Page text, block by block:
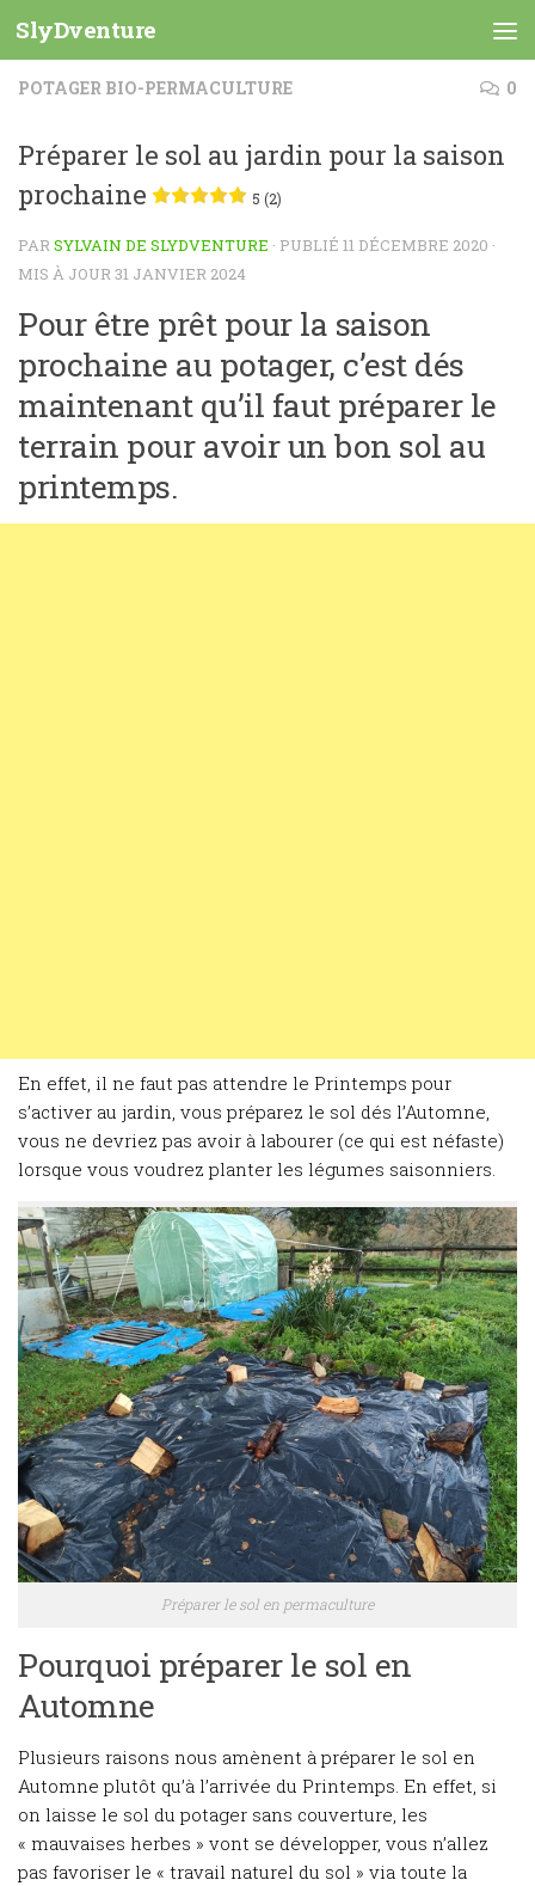
Skip to content
SlyDventure
POTAGER BIO-PERMACULTURE 0
Préparer le sol au jardin pour la saison
prochaine
5 (2)
PARSYLVAIN DE SLYDVENTURE · PUBLIÉ 11 DÉCEMBRE 2020 ·
MIS À JOUR31 JANVIER 2024
Pour être prêt pour la saison
prochaine au potager, c’est dés
maintenant qu’il faut préparer le
terrain pour avoir un bon sol au
printemps.
En effet, il ne faut pas attendre le Printemps pour
s’activer au jardin, vous préparez le sol dés l’Automne,
vous ne devriez pas avoir à labourer (ce qui est néfaste)
lorsque vous voudrez planter les légumes saisonniers.
Préparer le sol en permaculture
Pourquoi préparer le sol en
Automne
Plusieurs raisons nous amènent à préparer le sol en
Automne plutôt qu’à l’arrivée du Printemps. En effet, si
on laisse le sol du potager sans couverture, les
« mauvaises herbes » vont se développer, vous n’allez
pas favoriser le « travail naturel du sol » via toute la